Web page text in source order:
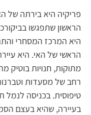
פריקיה היא בירתה של
הראשון שתפגשו
היא המרכז המסחרי
הראשי של האי. היא
מתוקות, חנויות בוטיק
רחב של מסעדות
טיפוסית. בכניסה
בעיירה, שהיא בעצם